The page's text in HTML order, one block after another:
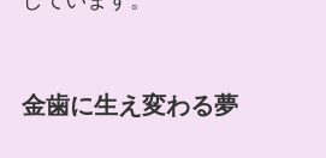
金歯に生え変わる夢